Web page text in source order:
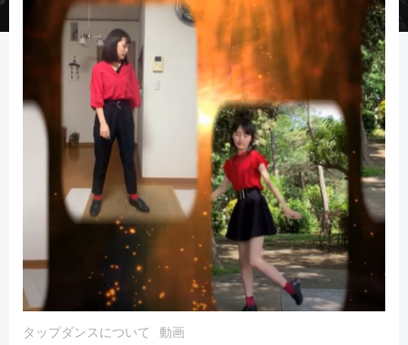
タップダンスについて
動画